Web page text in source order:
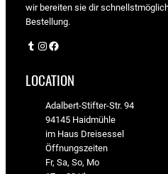
wir bereiten sie dir
Bestellung.
Instagram Facebook
LOCATION
Adalbert-Stifter-Str. 94
94145 Haidmühle
im Haus Dreisessel
Öffnungszeiten
Fr, Sa, So, Mo